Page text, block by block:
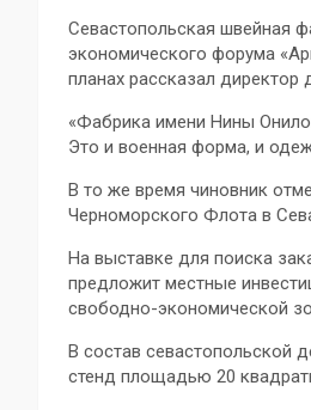
Севастопольская швейная
экономического форума
планах рассказал директор
«Фабрика имени Нины
Это и военная форма, и
В то же время чиновник
Черноморского Флота в
На выставке для поиска
предложит местные
свободно-экономической
В состав севастопольской
стенд площадью 20